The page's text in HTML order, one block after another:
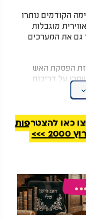
הקודמים נותרו
מוגבלות
גם את המערכים
הפסקת האש
על דריכות
הדגישו כי
כל התקופה.
הוכרז: אין
בכל הארץ -
כאן להצטרפות